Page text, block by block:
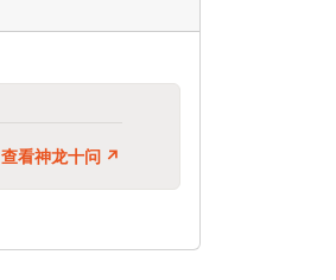
查看神龙十问 ↗